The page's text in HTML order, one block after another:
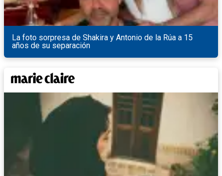
La foto sorpresa de Shakira y Antonio de la Rúa a 15
años de su separación